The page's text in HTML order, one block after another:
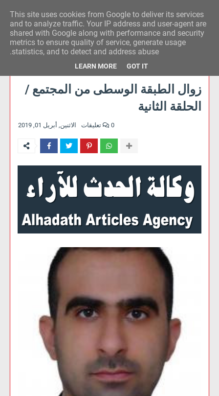
وكالة الحدث للآراء
زوال الطبقة الوسطى من المجتمع /
الحلقة الثانية
الاثنين, أبريل 01, 2019 0 تعليقات
This site uses cookies from Google to deliver its services
and to analyze traffic. Your IP address and user-agent are
shared with Google along with performance and security
metrics to ensure quality of service, generate usage
statistics, and to detect and address abuse.
LEARN MORE GOT IT